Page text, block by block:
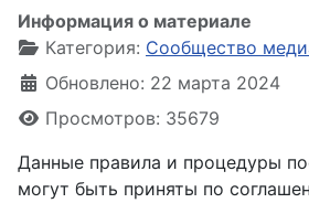
Информация о материале
Категория: Сообщество
Обновлено: 22 марта 2024
Просмотров: 35679
Данные правила и процедуры
могут быть приняты по